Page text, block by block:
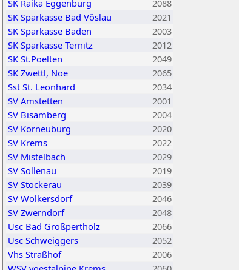
SK Raika Eggenburg
2088
SK Sparkasse Bad Vöslau
2021
SK Sparkasse Baden
2003
SK Sparkasse Ternitz
2012
SK St.Poelten
2049
SK Zwettl, Noe
2065
Sst St. Leonhard
2034
SV Amstetten
2001
SV Bisamberg
2004
SV Korneuburg
2020
SV Krems
2022
SV Mistelbach
2029
SV Sollenau
2019
SV Stockerau
2039
SV Wolkersdorf
2046
SV Zwerndorf
2048
Usc Bad Großpertholz
2066
Usc Schweiggers
2052
Vhs Straßhof
2006